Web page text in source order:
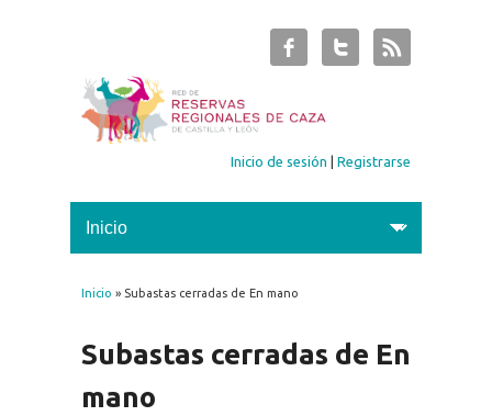
Inicio de sesión |Registrarse
Se encuentra usted aquí
Inicio » Subastas cerradas de En mano
Subastas cerradas de En
mano